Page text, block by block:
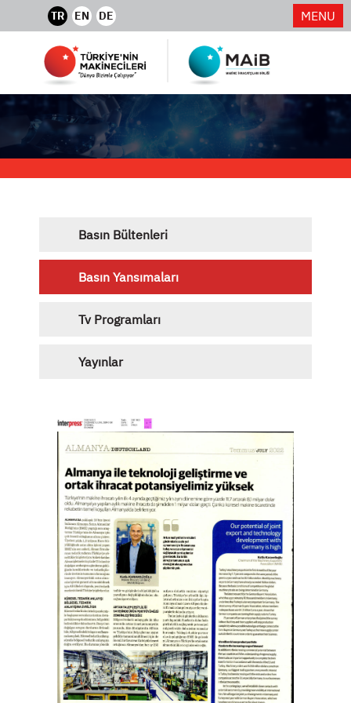
TR EN DE MENU
Basın Bültenleri
Basın Yansımaları
Tv Programları
Yayınlar